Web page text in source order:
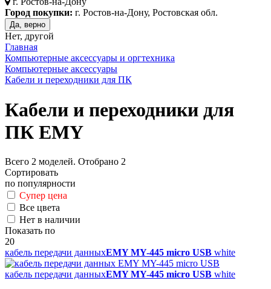
Город покупки: г. Ростов-на-Дону, Ростовская обл.
Да, верно
Нет, другой
Главная
Компьютерные аксессуары и оргтехника
Компьютерные аксессуары
Кабели и переходники для ПК
Кабели и переходники для
ПК EMY
Всего 2 моделей. Отобрано 2
Сортировать
по популярности
Супер цена
Все цвета
Нет в наличии
Показать по
20
кабель передачи данныхEMY MY-445 micro USB white
кабель передачи данныхEMY MY-445 micro USB white